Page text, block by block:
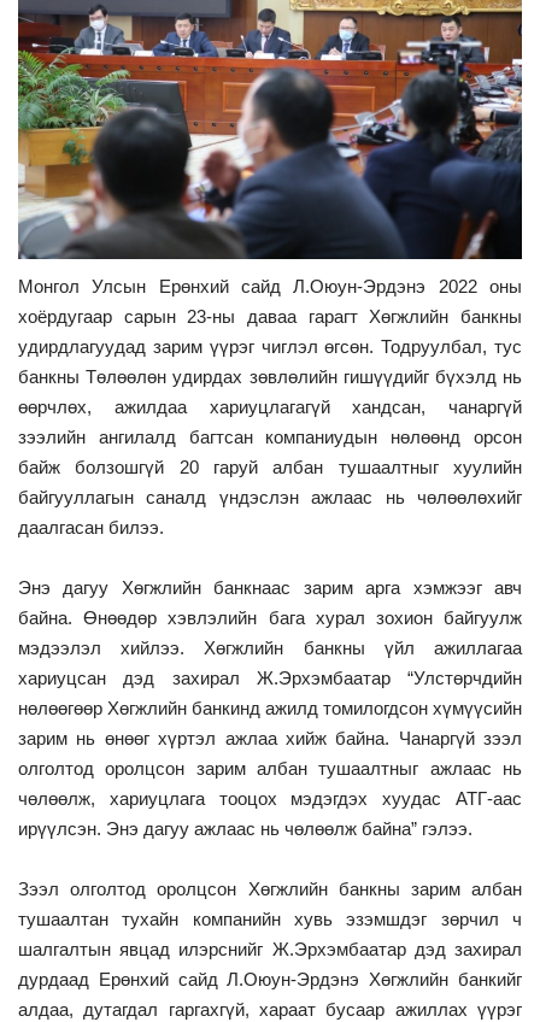
Монгол Улсын Ерөнхий сайд Л.Оюун-Эрдэнэ 2022 оны
хоёрдугаар сарын 23-ны даваа гарагт Хөгжлийн банкны
удирдлагуудад зарим үүрэг чиглэл өгсөн. Тодруулбал, тус
банкны Төлөөлөн удирдах зөвлөлийн гишүүдийг бүхэлд нь
өөрчлөх, ажилдаа хариуцлагагүй хандсан, чанаргүй
зээлийн ангилалд багтсан компаниудын нөлөөнд орсон
байж болзошгүй 20 гаруй албан тушаалтныг хуулийн
байгууллагын саналд үндэслэн ажлаас нь чөлөөлөхийг
даалгасан билээ.
Энэ дагуу Хөгжлийн банкнаас зарим арга хэмжээг авч
байна. Өнөөдөр хэвлэлийн бага хурал зохион байгуулж
мэдээлэл хийлээ. Хөгжлийн банкны үйл ажиллагаа
хариуцсан дэд захирал Ж.Эрхэмбаатар “Улстөрчдийн
нөлөөгөөр Хөгжлийн банкинд ажилд томилогдсон хүмүүсийн
зарим нь өнөөг хүртэл ажлаа хийж байна. Чанаргүй зээл
олголтод оролцсон зарим албан тушаалтныг ажлаас нь
чөлөөлж, хариуцлага тооцох мэдэгдэх хуудас АТГ-аас
ирүүлсэн. Энэ дагуу ажлаас нь чөлөөлж байна” гэлээ.
Зээл олголтод оролцсон Хөгжлийн банкны зарим албан
тушаалтан тухайн компанийн хувь эзэмшдэг зөрчил ч
шалгалтын явцад илэрснийг Ж.Эрхэмбаатар дэд захирал
дурдаад Ерөнхий сайд Л.Оюун-Эрдэнэ Хөгжлийн банкийг
алдаа, дутагдал гаргахгүй, хараат бусаар ажиллах үүрэг